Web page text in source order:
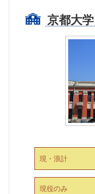
京都大学
現・浪計
現役のみ